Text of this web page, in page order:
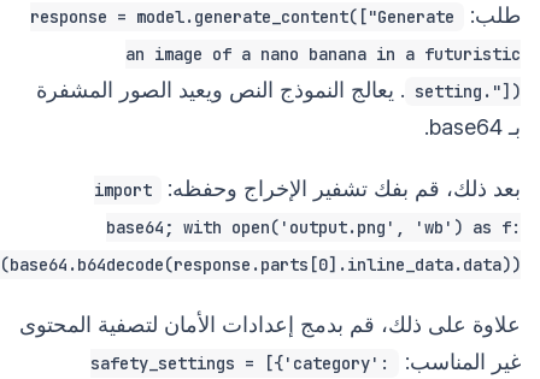
طلب:
response = model.generate_content(["Generate
an image of a nano banana in a futuristic
setting."]) . يعالج النموذج النص ويعيد الصور المشفرة
بـ base64.
بعد ذلك، قم بفك تشفير الإخراج وحفظه:
import
base64; with open('output.png', 'wb') as f:
علاوة على ذلك، قم بدمج إعدادات الأمان لتصفية المحتوى
غير المناسب:
safety_settings = [{'category':